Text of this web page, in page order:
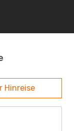
Hinreise